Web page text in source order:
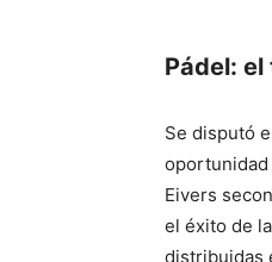
Pádel:
Se disputó
oportunidad
Eivers
el éxito de
distribuidas